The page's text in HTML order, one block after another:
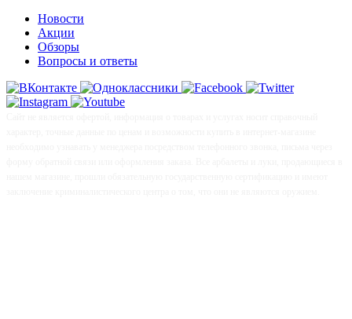
Новости
Акции
Обзоры
Вопросы и ответы